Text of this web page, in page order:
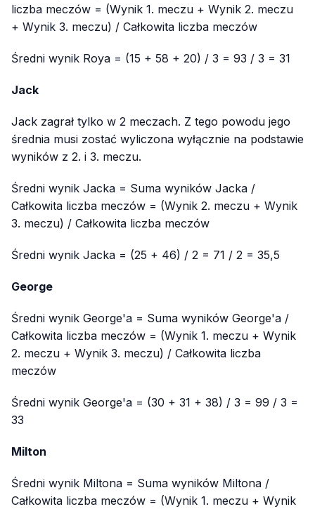
liczba meczów = (Wynik 1. meczu + Wynik 2. meczu
+ Wynik 3. meczu) / Całkowita liczba meczów
Średni wynik Roya = (15 + 58 + 20) / 3 = 93 / 3 = 31
Jack
Jack zagrał tylko w 2 meczach. Z tego powodu jego
średnia musi zostać wyliczona wyłącznie na podstawie
wyników z 2. i 3. meczu.
Średni wynik Jacka = Suma wyników Jacka /
Całkowita liczba meczów = (Wynik 2. meczu + Wynik
3. meczu) / Całkowita liczba meczów
Średni wynik Jacka = (25 + 46) / 2 = 71 / 2 = 35,5
George
Średni wynik George'a = Suma wyników George'a /
Całkowita liczba meczów = (Wynik 1. meczu + Wynik
2. meczu + Wynik 3. meczu) / Całkowita liczba
meczów
Średni wynik George'a = (30 + 31 + 38) / 3 = 99 / 3 =
33
Milton
Średni wynik Miltona = Suma wyników Miltona /
Całkowita liczba meczów = (Wynik 1. meczu + Wynik